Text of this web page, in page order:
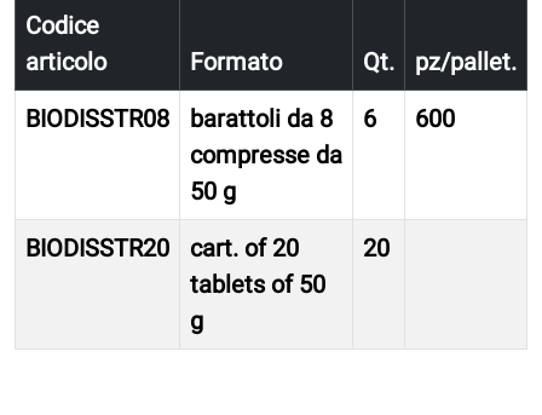
Codice
articolo
Formato Qt.
pz/pallet.
BIODISSTR08
barattoli da 8
compresse da
50 g
6 600
BIODISSTR20
cart. of 20
tablets of 50
g
20